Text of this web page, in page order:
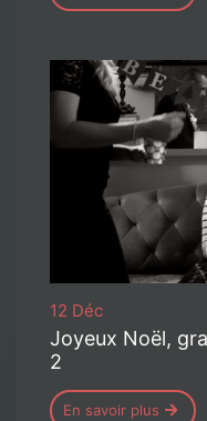
12 Déc
Joyeux Noël,
2
En savoir plus